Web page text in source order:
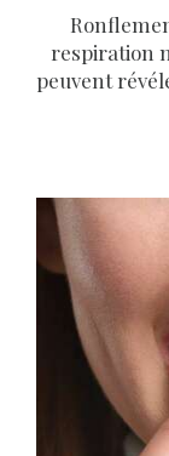
respiration
peuvent